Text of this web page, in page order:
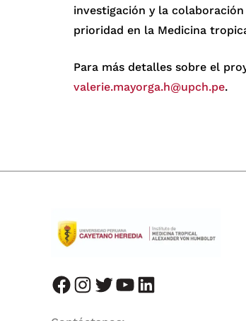
investigación y la
prioridad en la Medicina
Para más detalles sobre el
valerie.mayorga.h@upch.pe.
facebook instagram twitter youtube LinkedIn